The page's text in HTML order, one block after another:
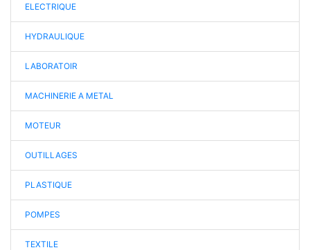
ELECTRIQUE
HYDRAULIQUE
LABORATOIR
MACHINERIE A METAL
MOTEUR
OUTILLAGES
PLASTIQUE
POMPES
TEXTILE